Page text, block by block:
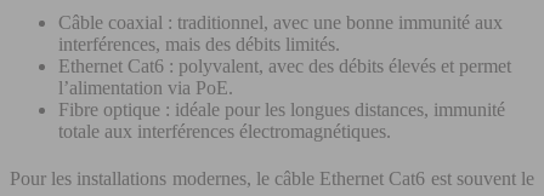
Câble coaxial : traditionnel, avec une bonne immunité aux
interférences, mais des débits limités.
Ethernet Cat6 : polyvalent, avec des débits élevés et permet
l’alimentation via PoE.
Fibre optique : idéale pour les longues distances, immunité
totale aux interférences électromagnétiques.
Pour les installations modernes, le câble Ethernet Cat6 est souvent le